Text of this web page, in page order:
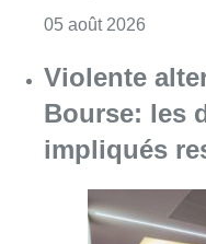
05 août 2026
Violente
Bourse: les
impliqués